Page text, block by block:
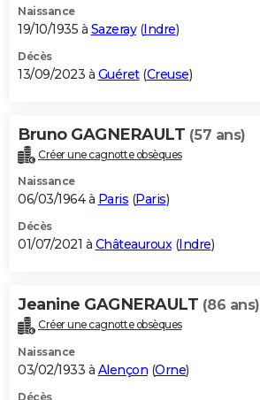
Naissance
19/10/1935 à Sazeray(Indre)
Décès
13/09/2023 à Guéret(Creuse)
Bruno GAGNERAULT (57 ans)
Créer une cagnotte obsèques
Naissance
06/03/1964 à Paris (Paris)
Décès
01/07/2021 à Châteauroux(Indre)
Jeanine GAGNERAULT (86 ans)
Créer une cagnotte obsèques
Naissance
03/02/1933 à Alençon (Orne)
Décès